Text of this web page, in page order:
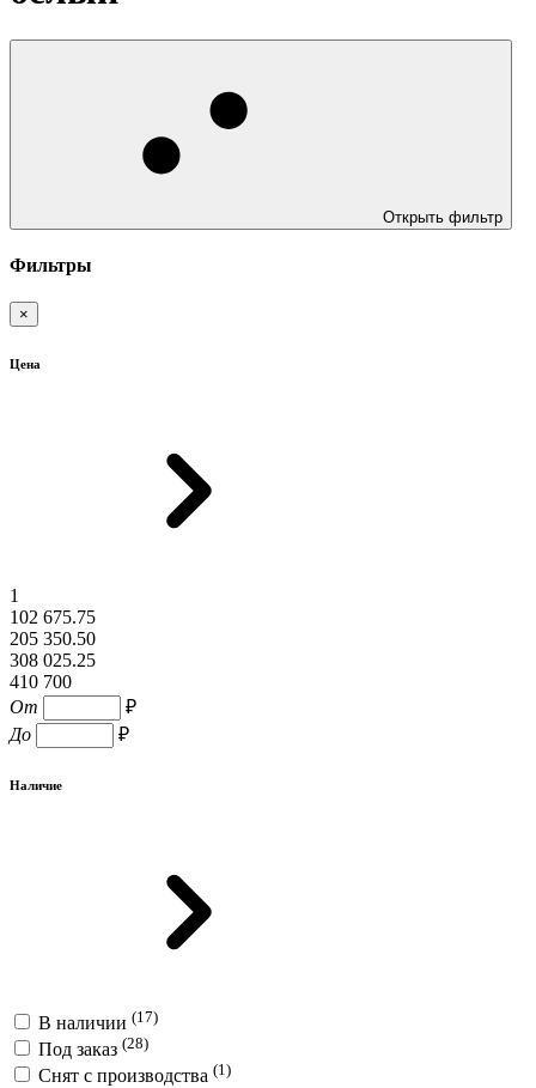
Открыть фильтр
Фильтры
×
Цена
1
102 675.75
205 350.50
308 025.25
410 700
От
₽
До
₽
Наличие
В наличии (17)
Под заказ (28)
Снят с производства (1)